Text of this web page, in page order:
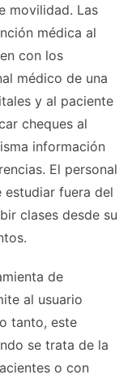
movilidad. Las
médica al
con los
médico de una
y al paciente
cheques al
información
El personal
estudiar fuera del
clases desde su
de
al usuario
tanto, este
se trata de la
o con